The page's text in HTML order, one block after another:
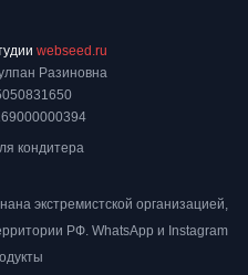
Разиновна
кондитера
webseed.ru
экстремистской организацией,
РФ. WhatsApp и Instagram